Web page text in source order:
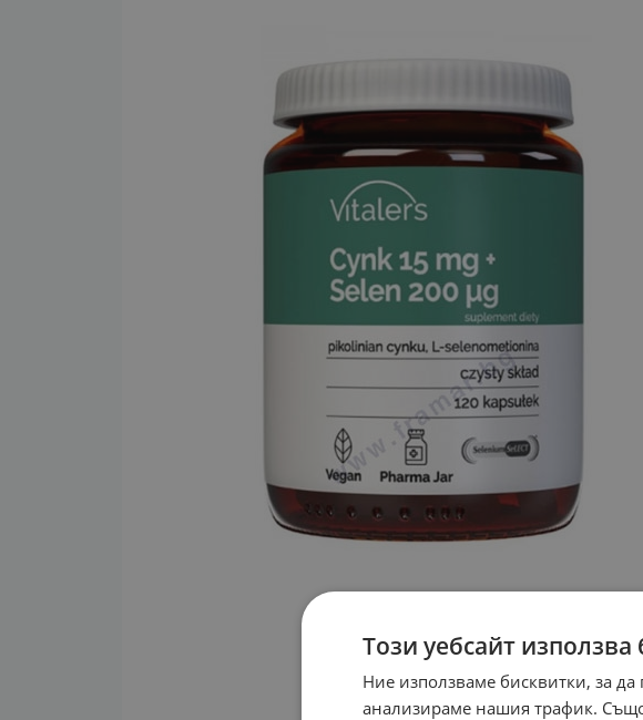
Този уебсайт използва
Ние използваме бисквитки, за
анализираме нашия трафик.